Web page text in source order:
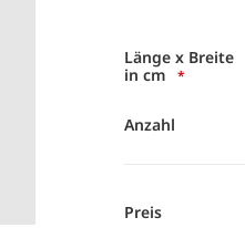
Länge x Breite
in cm
Anzahl
Preis